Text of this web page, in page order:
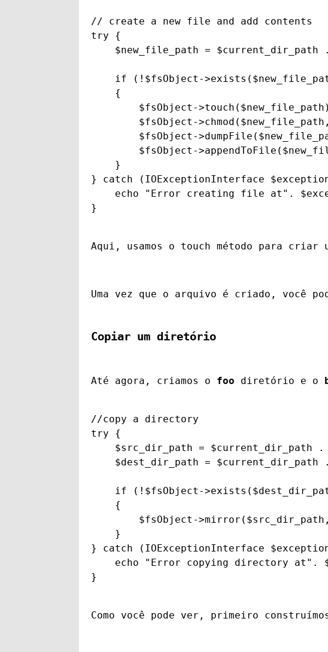
// create a new file and add contents
try {
$new_file_path = $current_dir_path
if (!$fsObject-
    {
$fsObject-
$fsObject-
$fsObject-
$fsObject-
    }
} catch (IOExceptionInterface
echo "Error creating file at".
}
Aqui, usamos o touch método para criar
Uma vez que o arquivo é criado, você
Copiar um diretório
Até agora, criamos o foo diretório e o
//copy a directory
try {
$src_dir_path = $current_dir_path .
$dest_dir_path = $current_dir_path
if (!$fsObject-
    {
$fsObject-
    }
} catch (IOExceptionInterface
echo "Error copying directory at".
}
Como você pode ver, primeiro